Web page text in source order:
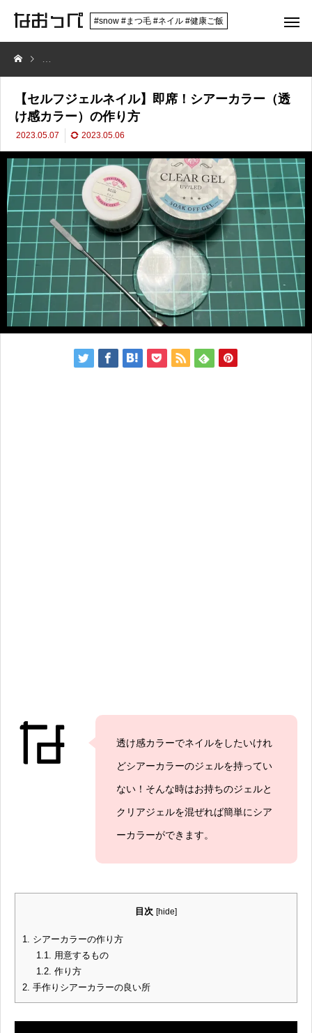
#snow #まつ毛 #ネイル #健康ご飯
【セルフジェルネイル】即席！シアーカラー（透け感カラー）の作り方
【セルフジェルネイル】即席！シアーカラー（透
け感カラー）の作り方
2023.05.07 2023.05.06
透け感カラーでネイルをしたいけれ
どシアーカラーのジェルを持ってい
ない！そんな時はお持ちのジェルと
クリアジェルを混ぜれば簡単にシア
ーカラーができます。
目次 [hide]
1. シアーカラーの作り方
1.1. 用意するもの
1.2. 作り方
2. 手作りシアーカラーの良い所